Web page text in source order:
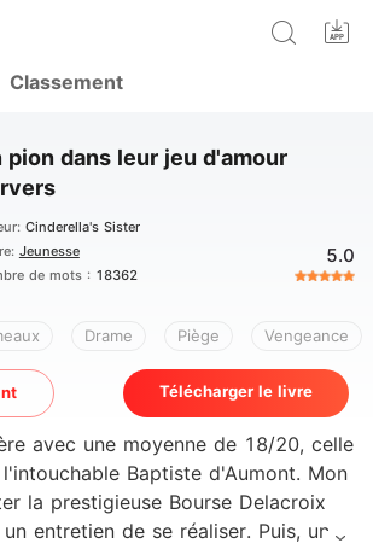
Classement
pion dans leur jeu d'amour
Cinderella's Sister
Jeunesse
de mots : 18362
5.0
Drame Piège Vengeance
Télécharger le livre
avec une moyenne de 18/20, celle
Baptiste d'Aumont. Mon
la prestigieuse Bourse Delacroix
de se réaliser. Puis, une